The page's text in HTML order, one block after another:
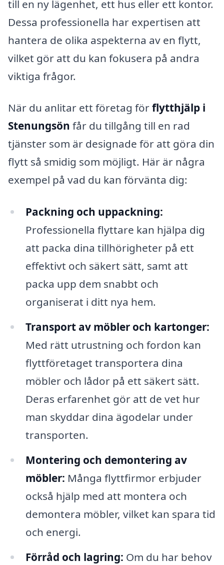
till en ny lägenhet, ett hus eller ett kontor.
Dessa professionella har expertisen att
hantera de olika aspekterna av en flytt,
vilket gör att du kan fokusera på andra
viktiga frågor.
När du anlitar ett företag förflytthjälp i
Stenungsön får du tillgång till en rad
tjänster som är designade för att göra din
flytt så smidig som möjligt. Här är några
exempel på vad du kan förvänta dig:
Packning och uppackning:
Professionella flyttare kan hjälpa dig
att packa dina tillhörigheter på ett
effektivt och säkert sätt, samt att
packa upp dem snabbt och
organiserat i ditt nya hem.
Transport av möbler och kartonger:
Med rätt utrustning och fordon kan
flyttföretaget transportera dina
möbler och lådor på ett säkert sätt.
Deras erfarenhet gör att de vet hur
man skyddar dina ägodelar under
transporten.
Montering och demontering av
möbler: Många flyttfirmor erbjuder
också hjälp med att montera och
demontera möbler, vilket kan spara tid
och energi.
Förråd och lagring: Om du har behov